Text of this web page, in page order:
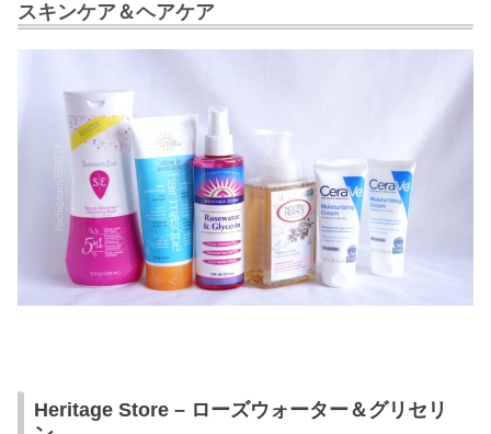
スキンケア＆ヘアケア
Heritage Store – ローズウォーター＆グリセリ